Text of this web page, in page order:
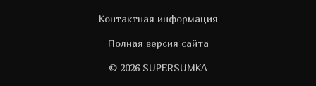
Контактная информация
Полная версия сайта
© 2026 SUPERSUMKA